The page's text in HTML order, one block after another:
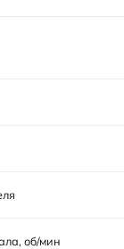
об/мин